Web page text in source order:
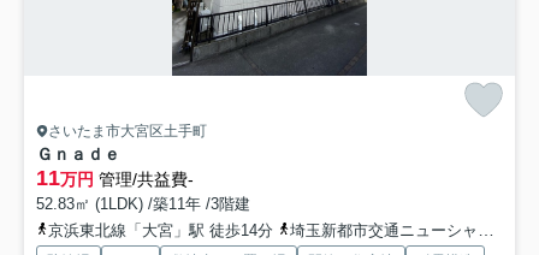
さいたま市大宮区土手町
Ｇｎａｄｅ
11万円 管理/共益費-
52.83㎡ (1LDK) /築11年 /3階建
京浜東北線「大宮」駅 徒歩14分
埼玉新都市交通ニューシャトル「鉄道博物館（大成）」駅 徒歩13分